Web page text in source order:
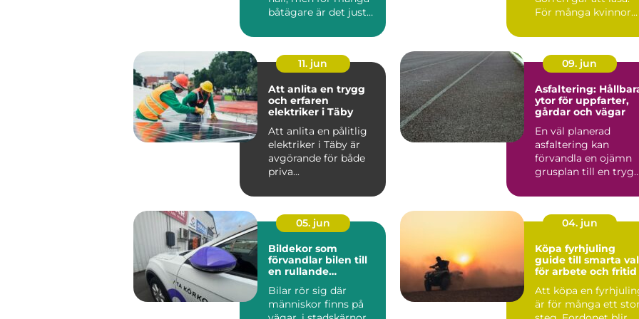
båtägare är det just
För många kvinnor
11. jun
Att anlita en trygg
och erfaren
elektriker i Täby
Att anlita en pålitlig
elektriker i Täby är
avgörande för både
priva...
09. jun
Asfaltering:
ytor för uppfarter,
gårdar och vägar
En väl planerad
asfaltering kan
förvandla en ojämn
grusplan till en trygg,
05. jun
Bildekor som
förvandlar bilen till
en rullande
Bilar rör sig där
människor finns på
04. jun
Köpa fyrhjuling
guide till smarta val
för arbete och fritid
Att köpa en
är för många ett